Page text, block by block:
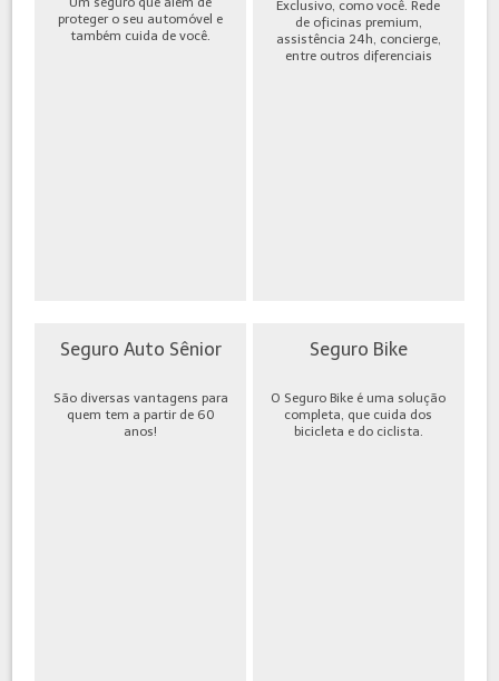
proteger o seu automóvel e
também cuida de você.
Exclusivo, como você. Rede
de oficinas premium,
assistência 24h, concierge,
entre outros diferenciais
Seguro Auto Sênior
São diversas vantagens para
quem tem a partir de 60
anos!
Seguro Bike
O Seguro Bike é uma solução
completa, que cuida dos
bicicleta e do ciclista.